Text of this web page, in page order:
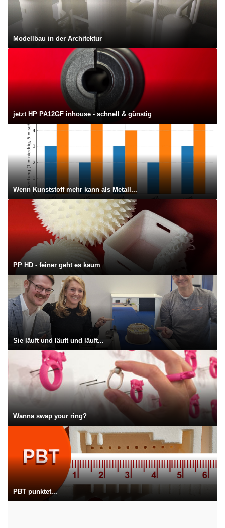
Modellbau in der Architektur
jetzt HP PA12GF inhouse - schnell & günstig
Wenn Kunststoff mehr kann als Metall...
PP HD - feiner geht es kaum
Sie läuft und läuft und läuft...
Wanna swap your ring?
PBT punktet...